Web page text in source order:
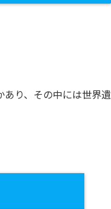
あり、その中には世界遺